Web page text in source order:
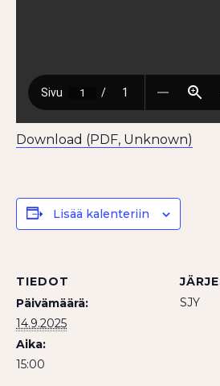
Download (PDF, Unknown)
Lisää kalenteriin
TIEDOT
Päivämäärä:
14.9.2025
Aika:
15:00
SJY